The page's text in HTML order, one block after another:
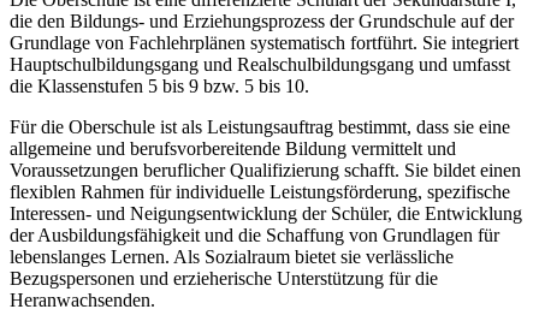
die den Bildungs- und Erziehungsprozess der Grundschule auf der
Grundlage von Fachlehrplänen systematisch fortführt. Sie integriert
Hauptschulbildungsgang und Realschulbildungsgang und umfasst
die Klassenstufen 5 bis 9 bzw. 5 bis 10.
Für die Oberschule ist als Leistungsauftrag bestimmt, dass sie eine
allgemeine und berufsvorbereitende Bildung vermittelt und
Voraussetzungen beruflicher Qualifizierung schafft. Sie bildet einen
flexiblen Rahmen für individuelle Leistungsförderung, spezifische
Interessen- und Neigungsentwicklung der Schüler, die Entwicklung
der Ausbildungsfähigkeit und die Schaffung von Grundlagen für
lebenslanges Lernen. Als Sozialraum bietet sie verlässliche
Bezugspersonen und erzieherische Unterstützung für die
Heranwachsenden.